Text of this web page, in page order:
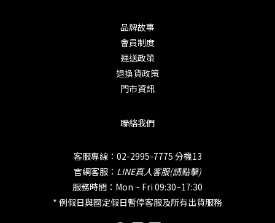
品牌故事
會員制度
運送政策
退換貨政策
門市資訊
聯絡我們
客服專線：02-2995-7775 分機13
官網客服： LINE真人客服(請點擊)
服務時間：Mon ~ Fri 09:30~17:30
* 例假日與國定假日暫停客服及所有出貨服務